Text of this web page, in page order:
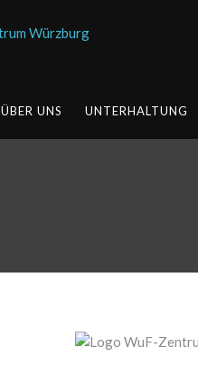
ÜBER UNS UNTERHALTUNG